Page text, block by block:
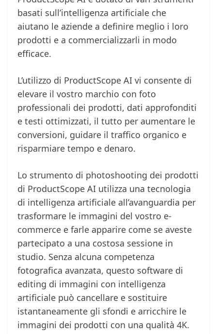
basati sull’intelligenza artificiale che
aiutano le aziende a definire meglio i loro
prodotti e a commercializzarli in modo
efficace.
L’utilizzo di ProductScope AI vi consente di
elevare il vostro marchio con foto
professionali dei prodotti, dati approfonditi
e testi ottimizzati, il tutto per aumentare le
conversioni, guidare il traffico organico e
risparmiare tempo e denaro.
Lo strumento di photoshooting dei prodotti
di ProductScope AI utilizza una tecnologia
di intelligenza artificiale all’avanguardia per
trasformare le immagini del vostro e-
commerce e farle apparire come se aveste
partecipato a una costosa sessione in
studio. Senza alcuna competenza
fotografica avanzata, questo software di
editing di immagini con intelligenza
artificiale può cancellare e sostituire
istantaneamente gli sfondi e arricchire le
immagini dei prodotti con una qualità 4K.